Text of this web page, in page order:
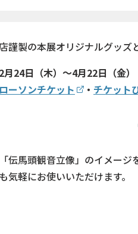
謹製の本展オリジナルグッズ
24日（木）～4月22日（金）
ローソンチケット ・ チケット
伝馬頭観音立像」のイメー
気軽にお使いいただけます。